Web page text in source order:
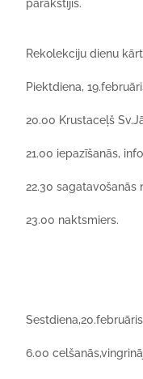
parakstījis.
Rekolekciju dienu
Piektdiena,
20.00 Krustaceļš
21.00 iepazīšanās,
22.30 sagatavošanās
23.00 naktsmiers.
6.00